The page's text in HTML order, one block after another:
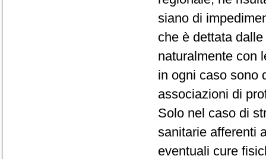
siano di
che è dettata
naturalmente con
in ogni caso sono
associazioni di
Solo nel caso di
sanitarie afferenti
eventuali cure